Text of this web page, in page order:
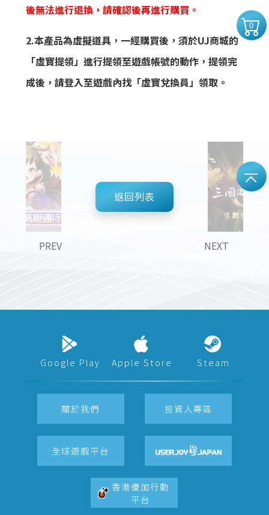
0
後無法進行退換，請確認後再進行購買。
2.本產品為虛擬道具，一經購買後，須於UJ商城的
「虛寶提領」進行提領至遊戲帳號的動作，提領完
成後，請登入至遊戲內找「虛寶兌換員」領取。
PREV
返回列表
NEXT
Google Play Apple Store Steam
關於我們 投資人專區
全球遊戲平台
香港優加行動
平台